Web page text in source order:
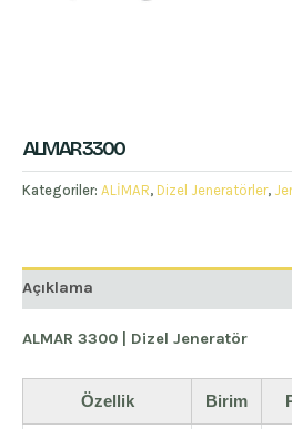
ALMAR 3300
Kategoriler: ALİMAR, Dizel Jeneratörler,
Açıklama
ALMAR 3300 | Dizel Jeneratör
Özellik Birim